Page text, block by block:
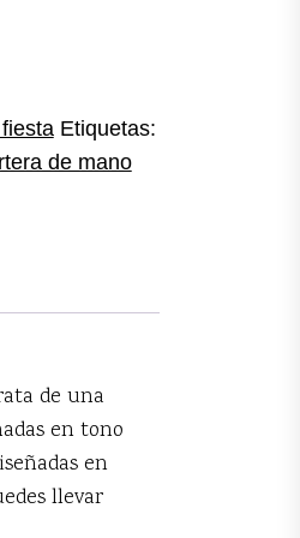
Etiquetas:
de mano
de una
en tono
en
llevar